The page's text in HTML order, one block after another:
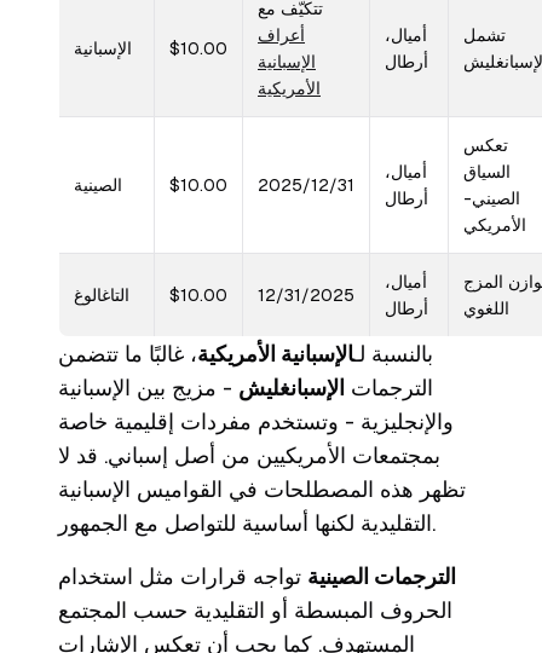
الإسبانية $10.00
تتكيّف مع
أعراف
الإسبانية
الأمريكية
أميال،
أرطال
تشمل
الصينية $10.00 2025/12/31
أميال،
أرطال
تعكس
السياق
الصيني-
الأمريكي
التاغالوغ $10.00 12/31/2025
أميال،
أرطال
المزج
اللغوي
بالنسبة لـالإسبانية الأمريكية، غالبًا ما تتضمن
الترجمات الإسبانغليش - مزيج بين الإسبانية
والإنجليزية - وتستخدم مفردات إقليمية خاصة
بمجتمعات الأمريكيين من أصل إسباني. قد لا
تظهر هذه المصطلحات في القواميس الإسبانية
التقليدية لكنها أساسية للتواصل مع الجمهور.
الترجمات الصينية تواجه قرارات مثل استخدام
الحروف المبسطة أو التقليدية حسب المجتمع
المستهدف. كما يجب أن تعكس الإشارات